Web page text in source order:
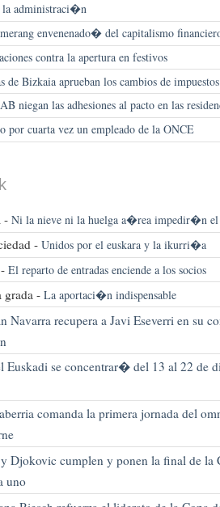
la administraci�n
envenenado� del capitalismo
contra la apertura en festivos
de Bizkaia aprueban los cambios de impuestos
niegan las adhesiones al pacto en las
por cuarta vez un empleado de la ONCE
- Ni la nieve ni la huelga a�rea impedir�n
- Unidos por el euskara y la ikurri�a
El reparto de entradas enciende a los socios
grada - La aportaci�n indispensable
Navarra recupera a Javi Eseverri en su
Euskadi se concentrar� del 13 al 22 de
comanda la primera jornada del
Djokovic cumplen y ponen la final de la
uno